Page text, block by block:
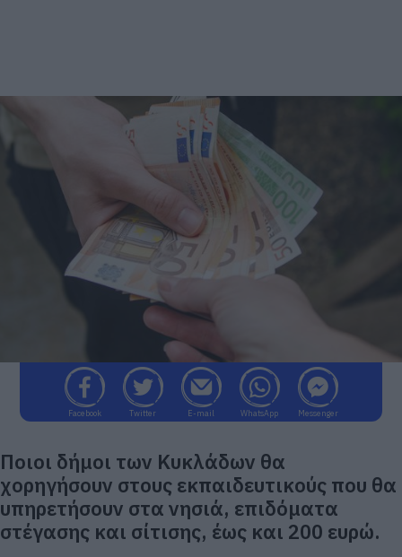
Facebook Twitter E-mail WhatsApp Messenger
Ποιοι δήμοι των Κυκλάδων θα
χορηγήσουν στους εκπαιδευτικούς που θα
υπηρετήσουν στα νησιά, επιδόματα
στέγασης και σίτισης, έως και 200 ευρώ.